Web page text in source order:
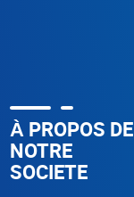
À PROPOS DE
NOTRE
SOCIETE